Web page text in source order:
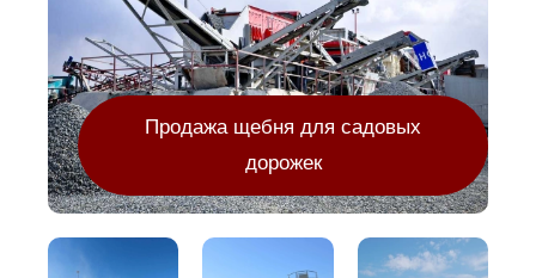
Продажа щебня для садовых
дорожек